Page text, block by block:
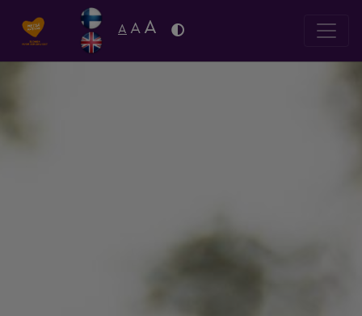
A A A